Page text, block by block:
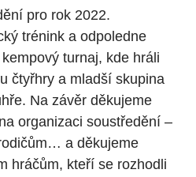
pro rok 2022.
trénink a odpoledne
turnaj, kde hráli
čtyřhry a mladší skupina
Na závěr děkujeme
organizaci soustředění –
a děkujeme
hráčům, kteří se rozhodli